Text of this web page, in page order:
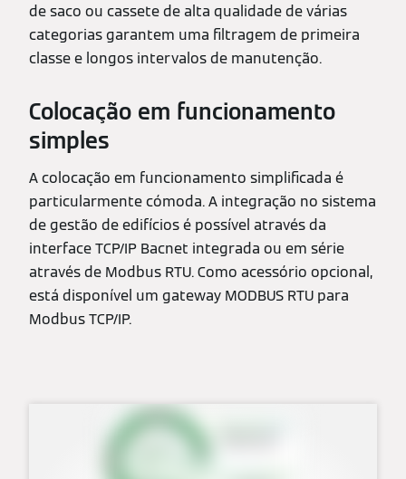
de saco ou cassete de alta qualidade de várias
categorias garantem uma filtragem de primeira
classe e longos intervalos de manutenção.
Colocação em funcionamento
simples
A colocação em funcionamento simplificada é
particularmente cómoda. A integração no sistema
de gestão de edifícios é possível através da
interface TCP/IP Bacnet integrada ou em série
através de Modbus RTU. Como acessório opcional,
está disponível um gateway MODBUS RTU para
Modbus TCP/IP.